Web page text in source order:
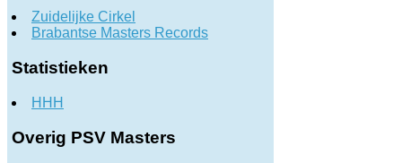
Zuidelijke Cirkel
Brabantse Masters Records
Statistieken
HHH
Overig PSV Masters